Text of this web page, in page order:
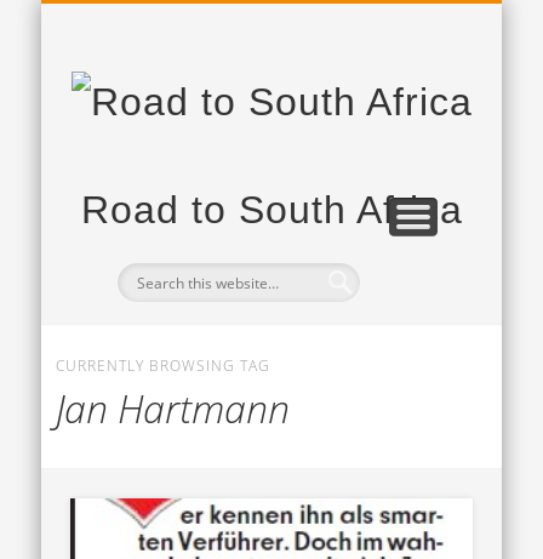
Road to South Africa
CURRENTLY BROWSING TAG
Jan Hartmann